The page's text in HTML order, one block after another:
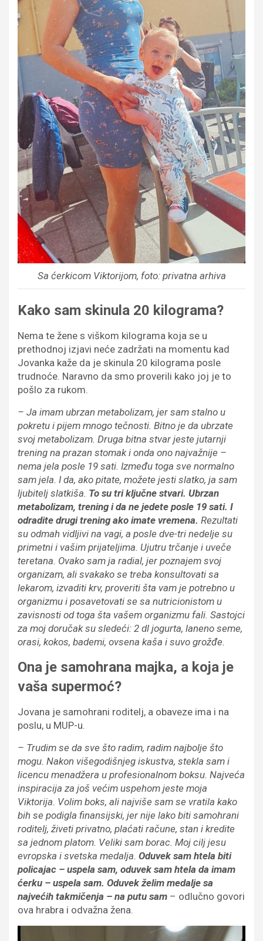
Sa ćerkicom Viktorijom, foto: privatna arhiva
Kako sam skinula 20 kilograma?
Nema te žene s viškom kilograma koja se u
prethodnoj izjavi neće zadržati na momentu kad
Jovanka kaže da je skinula 20 kilograma posle
trudnoće. Naravno da smo proverili kako joj je to
pošlo za rukom.
– Ja imam ubrzan metabolizam, jer sam stalno u
pokretu i pijem mnogo tečnosti. Bitno je da ubrzate
svoj metabolizam. Druga bitna stvar jeste jutarnji
trening na prazan stomak i onda ono najvažnije –
nema jela posle 19 sati. Između toga sve normalno
sam jela. I da, ako pitate, možete jesti slatko, ja sam
ljubitelj slatkiša. To su tri ključne stvari. Ubrzan
metabolizam, trening i da ne jedete posle 19 sati. I
odradite drugi trening ako imate vremena. Rezultati
su odmah vidljivi na vagi, a posle dve-tri nedelje su
primetni i vašim prijateljima. Ujutru trčanje i uveče
teretana. Ovako sam ja radial, jer poznajem svoj
organizam, ali svakako se treba konsultovati sa
lekarom, izvaditi krv, proveriti šta vam je potrebno u
organizmu i posavetovati se sa nutricionistom u
zavisnosti od toga šta vašem organizmu fali. Sastojci
za moj doručak su sledeći: 2 dl jogurta, laneno seme,
orasi, kokos, bademi, ovsena kaša i suvo grožđe.
Ona je samohrana majka, a koja je
vaša supermoć?
Jovana je samohrani roditelj, a obaveze ima i na
poslu, u MUP-u.
– Trudim se da sve što radim, radim najbolje što
mogu. Nakon višegodišnjeg iskustva, stekla sam i
licencu menadžera u profesionalnom boksu. Najveća
inspiracija za još većim uspehom jeste moja
Viktorija. Volim boks, ali najviše sam se vratila kako
bih se podigla finansijski, jer nije lako biti samohrani
roditelj, živeti privatno, plaćati račune, stan i kredite
sa jednom platom. Veliki sam borac. Moj cilj jesu
evropska i svetska medalja. Oduvek sam htela biti
policajac – uspela sam, oduvek sam htela da imam
ćerku – uspela sam. Oduvek želim medalje sa
najvećih takmičenja – na putu sam – odlučno govori
ova hrabra i odvažna žena.